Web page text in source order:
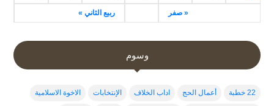
« صفر ربيع الثاني »
وسوم
22 خطبة أعمال الحج اداب الخلاف الإنتخابات الاخوة الاسلامية